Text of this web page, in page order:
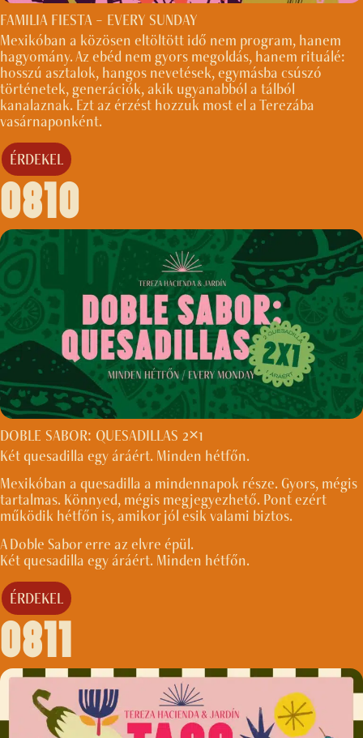
FAMILIA FIESTA – EVERY SUNDAY
Mexikóban a közösen eltöltött idő nem program, hanem
hagyomány. Az ebéd nem gyors megoldás, hanem rituálé:
hosszú asztalok, hangos nevetések, egymásba csúszó
történetek, generációk, akik ugyanabból a tálból
kanalaznak. Ezt az érzést hozzuk most el a Terezába
vasárnaponként.
ÉRDEKEL
0810
DOBLE SABOR: QUESADILLAS 2×1
Két quesadilla egy áráért. Minden hétfőn.
Mexikóban a quesadilla a mindennapok része. Gyors, mégis
tartalmas. Könnyed, mégis megjegyezhető. Pont ezért
működik hétfőn is, amikor jól esik valami biztos.
A Doble Sabor erre az elvre épül.
Két quesadilla egy áráért. Minden hétfőn.
ÉRDEKEL
0811